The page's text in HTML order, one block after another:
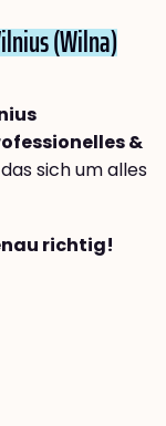
(Wilna)
&
sich um alles
richtig!